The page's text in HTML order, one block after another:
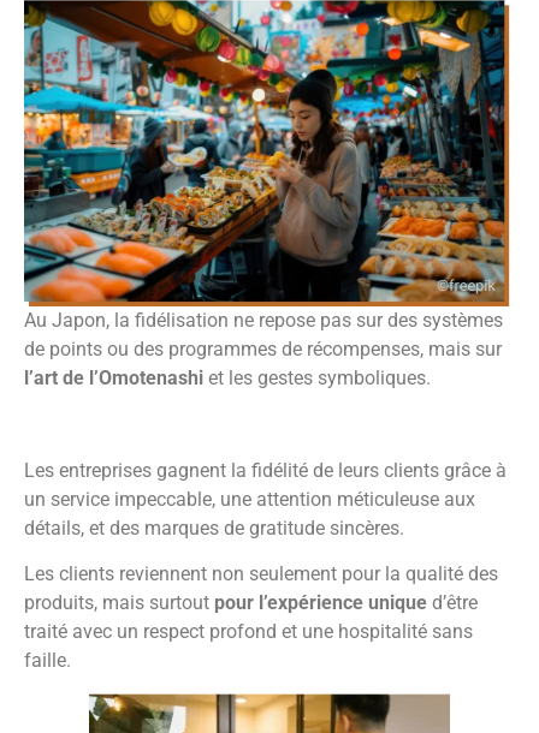
Au Japon, la fidélisation ne repose pas sur des systèmes
de points ou des programmes de récompenses, mais sur
l’art de l’Omotenashi et les gestes symboliques.
Les entreprises gagnent la fidélité de leurs clients grâce à
un service impeccable, une attention méticuleuse aux
détails, et des marques de gratitude sincères.
Les clients reviennent non seulement pour la qualité des
produits, mais surtout pour l’expérience unique d’être
traité avec un respect profond et une hospitalité sans
faille.